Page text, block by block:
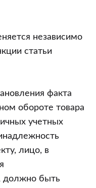
независимо
статьи
факта
обороте товара
учетных
лицо, в
должно быть